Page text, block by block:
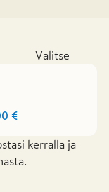
Valitse
€
kerralla ja